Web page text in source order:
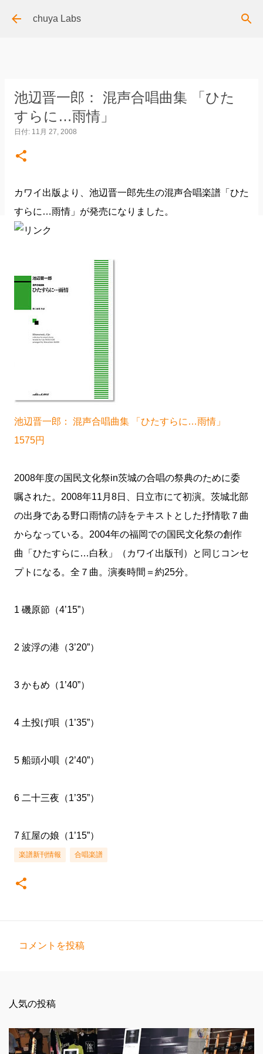
スキップしてメイン コンテンツに移動
chuya Labs
池辺晋一郎： 混声合唱曲集 「ひた
すらに…雨情」
日付: 11月 27, 2008
カワイ出版より、池辺晋一郎先生の混声合唱楽譜「ひた
すらに…雨情」が発売になりました。
池辺晋一郎： 混声合唱曲集 「ひたすらに…雨情」
1575円
2008年度の国民文化祭in茨城の合唱の祭典のために委
嘱された。2008年11月8日、日立市にて初演。茨城北部
の出身である野口雨情の詩をテキストとした抒情歌７曲
からなっている。2004年の福岡での国民文化祭の創作
曲「ひたすらに…白秋」（カワイ出版刊）と同じコンセ
プトになる。全７曲。演奏時間＝約25分。
1 磯原節（4’15”）
2 波浮の港（3’20”）
3 かもめ（1’40”）
4 土投げ唄（1’35”）
5 船頭小唄（2’40”）
6 二十三夜（1’35”）
7 紅屋の娘（1’15”）
楽譜新刊情報 合唱楽譜
ト
コメントを投稿
人気の投稿